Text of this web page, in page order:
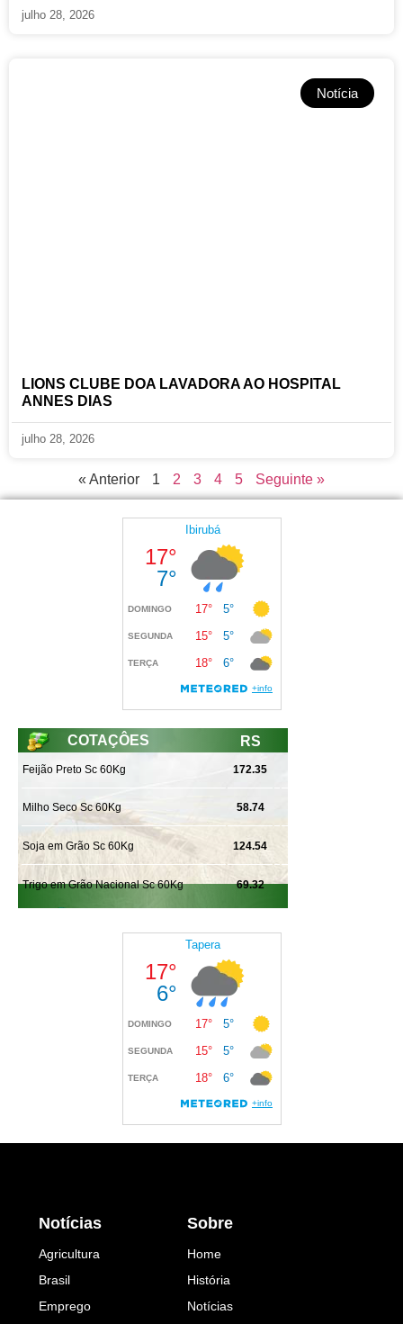
julho 28, 2026
Notícia
LIONS CLUBE DOA LAVADORA AO HOSPITAL
ANNES DIAS
julho 28, 2026
« Anterior 1 2 3 4 5 Seguinte »
Notícias
Agricultura
Brasil
Emprego
Sobre
Home
História
Notícias